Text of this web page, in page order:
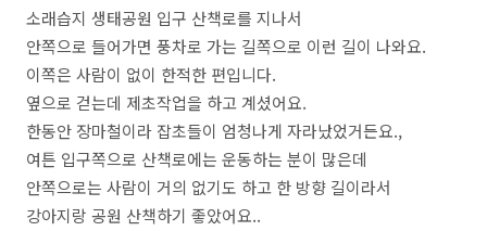
소래습지 생태공원 입구 산책로를 지나서
안쪽으로 들어가면 풍차로 가는 길쪽으로 이런 길이 나와요.
이쪽은 사람이 없이 한적한 편입니다.
옆으로 걷는데 제초작업을 하고 계셨어요.
한동안 장마철이라 잡초들이 엄청나게 자라났었거든요.,
여튼 입구쪽으로 산책로에는 운동하는 분이 많은데
안쪽으로는 사람이 거의 없기도 하고 한 방향 길이라서
강아지랑 공원 산책하기 좋았어요..